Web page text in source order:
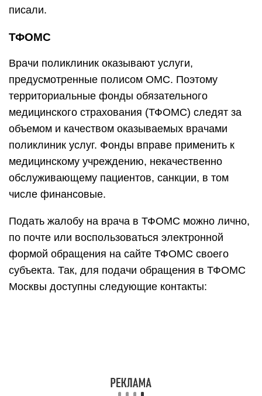
писали.
ТФОМС
Врачи поликлиник оказывают услуги,
предусмотренные полисом ОМС. Поэтому
территориальные фонды обязательного
медицинского страхования (ТФОМС) следят за
объемом и качеством оказываемых врачами
поликлиник услуг. Фонды вправе применить к
медицинскому учреждению, некачественно
обслуживающему пациентов, санкции, в том
числе финансовые.
Подать жалобу на врача в ТФОМС можно лично,
по почте или воспользоваться электронной
формой обращения на сайте ТФОМС своего
субъекта. Так, для подачи обращения в ТФОМС
Москвы доступны следующие контакты: